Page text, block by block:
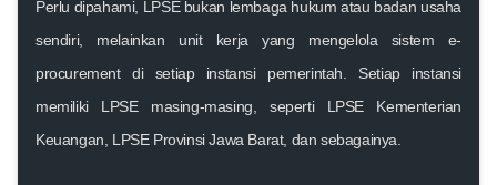
Perlu dipahami, LPSE bukan lembaga hukum atau badan usaha
sendiri, melainkan unit kerja yang mengelola sistem e-
procurement di setiap instansi pemerintah . Setiap instansi
memiliki LPSE masing-masing, seperti LPSE Kementerian
Keuangan, LPSE Provinsi Jawa Barat, dan sebagainya.